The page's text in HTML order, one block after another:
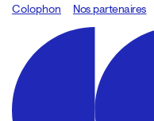
Colophon
Design:Marcel Kaczmarek,
Nos partenaires